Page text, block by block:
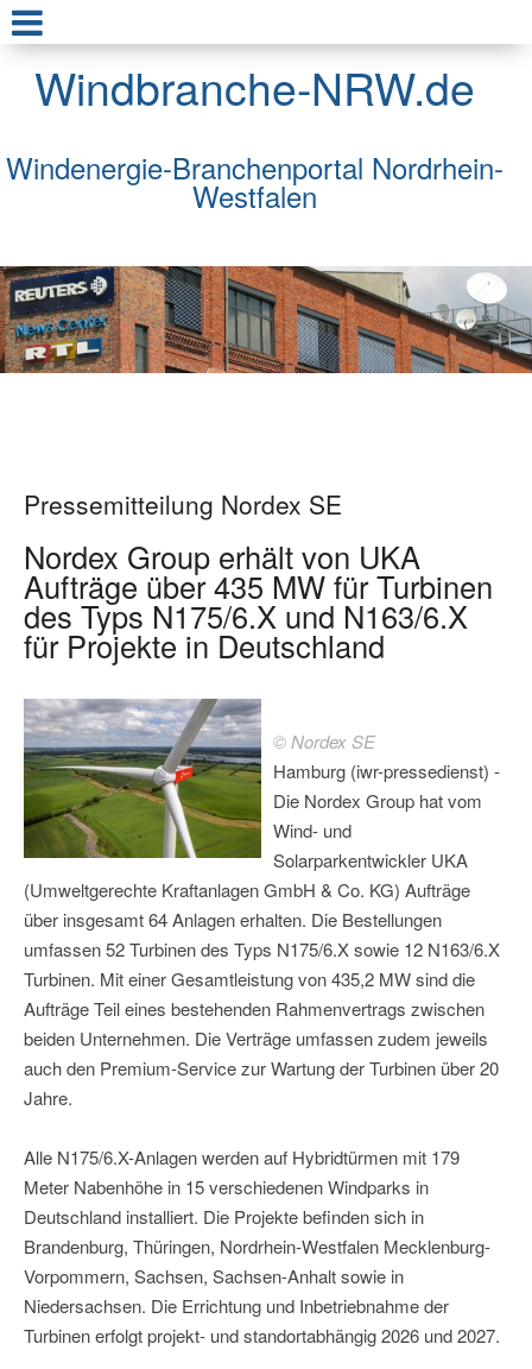
Windbranche-NRW.de
Windenergie-Branchenportal Nordrhein-
Westfalen
Pressemitteilung Nordex SE
Nordex Group erhält von UKA
Aufträge über 435 MW für Turbinen
des Typs N175/6.X und N163/6.X
für Projekte in Deutschland
© Nordex SE
Hamburg (iwr-pressedienst) -
Die Nordex Group hat vom
Wind- und
Solarparkentwickler UKA
(Umweltgerechte Kraftanlagen GmbH & Co. KG) Aufträge
über insgesamt 64 Anlagen erhalten. Die Bestellungen
umfassen 52 Turbinen des Typs N175/6.X sowie 12 N163/6.X
Turbinen. Mit einer Gesamtleistung von 435,2 MW sind die
Aufträge Teil eines bestehenden Rahmenvertrags zwischen
beiden Unternehmen. Die Verträge umfassen zudem jeweils
auch den Premium-Service zur Wartung der Turbinen über 20
Jahre.
Alle N175/6.X-Anlagen werden auf Hybridtürmen mit 179
Meter Nabenhöhe in 15 verschiedenen Windparks in
Deutschland installiert. Die Projekte befinden sich in
Brandenburg, Thüringen, Nordrhein-Westfalen Mecklenburg-
Vorpommern, Sachsen, Sachsen-Anhalt sowie in
Niedersachsen. Die Errichtung und Inbetriebnahme der
Turbinen erfolgt projekt- und standortabhängig 2026 und 2027.